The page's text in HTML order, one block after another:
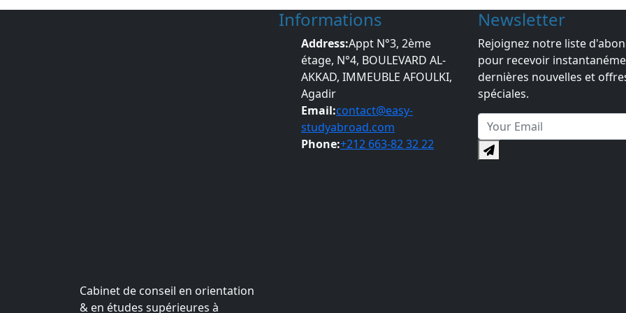
Cabinet de conseil en orientation
& en études supérieures à
Informations
Address:Appt N°3, 2ème
étage, N°4, BOULEVARD AL-
AKKAD, IMMEUBLE AFOULKI,
Agadir
Email:contact@easy-
studyabroad.com
Phone:+212 663-82 32 22
Newsletter
Rejoignez notre liste
pour recevoir
dernières nouvelles et
spéciales.